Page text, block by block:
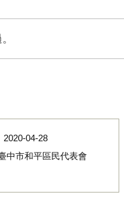
2020-04-28
中市和平區民代表會